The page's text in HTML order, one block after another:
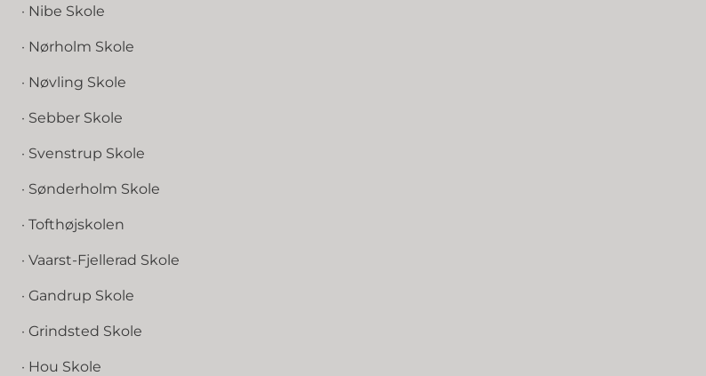
· Nibe Skole
· Nørholm Skole
· Nøvling Skole
· Sebber Skole
· Svenstrup Skole
· Sønderholm Skole
· Tofthøjskolen
· Vaarst-Fjellerad Skole
· Gandrup Skole
· Grindsted Skole
· Hou Skole